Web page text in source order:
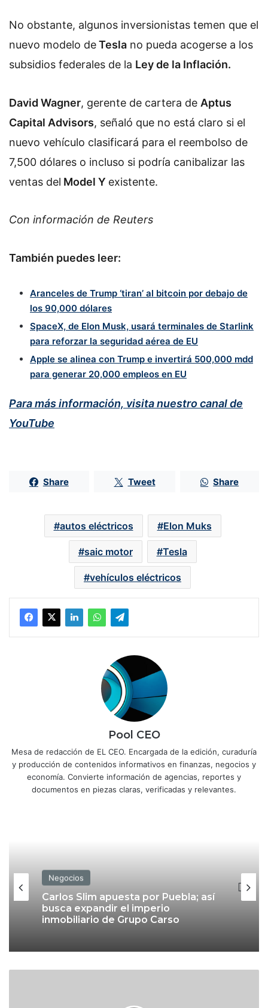
No obstante, algunos inversionistas temen que el
nuevo modelo deTesla no pueda acogerse a los
subsidios federales de la Ley de la Inflación.
David Wagner, gerente de cartera de Aptus
Capital Advisors, señaló que no está claro si el
nuevo vehículo clasificará para el reembolso de
7,500 dólares o incluso si podría canibalizar las
ventas del Model Y existente.
Con información de Reuters
También puedes leer:
Aranceles de Trump ‘tiran’ al bitcoin por debajo de
los 90,000 dólares
SpaceX, de Elon Musk, usará terminales de Starlink
para reforzar la seguridad aérea de EU
Apple se alinea con Trump e invertirá 500,000 mdd
para generar 20,000 empleos en EU
Para más información, visita nuestro canal de
YouTube
Share Tweet Share
autos eléctricos Elon Muks
saic motor Tesla
vehículos eléctricos
Pool CEO
Mesa de redacción de EL CEO. Encargada de la edición, curaduría
y producción de contenidos informativos en finanzas, negocios y
economía. Convierte información de agencias, reportes y
documentos en piezas claras, verificadas y relevantes.
Negocios
Carlos Slim apuesta por Puebla; así
No solo son tiendas